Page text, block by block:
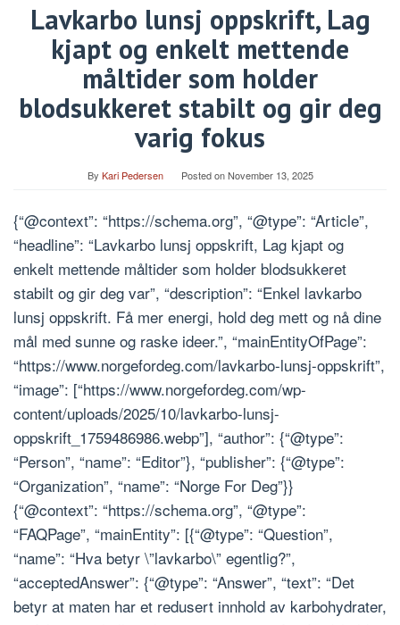
Lavkarbo lunsj oppskrift, Lag
kjapt og enkelt mettende
måltider som holder
blodsukkeret stabilt og gir deg
varig fokus
By Kari Pedersen Posted onNovember 13, 2025
{“@context”: “https://schema.org”, “@type”: “Article”,
“headline”: “Lavkarbo lunsj oppskrift, Lag kjapt og
enkelt mettende måltider som holder blodsukkeret
stabilt og gir deg var”, “description”: “Enkel lavkarbo
lunsj oppskrift. Få mer energi, hold deg mett og nå dine
mål med sunne og raske ideer.”, “mainEntityOfPage”:
“https://www.norgefordeg.com/lavkarbo-lunsj-oppskrift”,
“image”: [“https://www.norgefordeg.com/wp-
content/uploads/2025/10/lavkarbo-lunsj-
oppskrift_1759486986.webp”], “author”: {“@type”:
“Person”, “name”: “Editor”}, “publisher”: {“@type”:
“Organization”, “name”: “Norge For Deg”}}
{“@context”: “https://schema.org”, “@type”:
“FAQPage”, “mainEntity”: [{“@type”: “Question”,
“name”: “Hva betyr \”lavkarbo\” egentlig?”,
“acceptedAnswer”: {“@type”: “Answer”, “text”: “Det
betyr at maten har et redusert innhold av karbohydrater,